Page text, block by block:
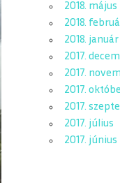
2018. május
2018.
2018. január
2017.
2017.
2017.
2017.
2017. július
2017. június